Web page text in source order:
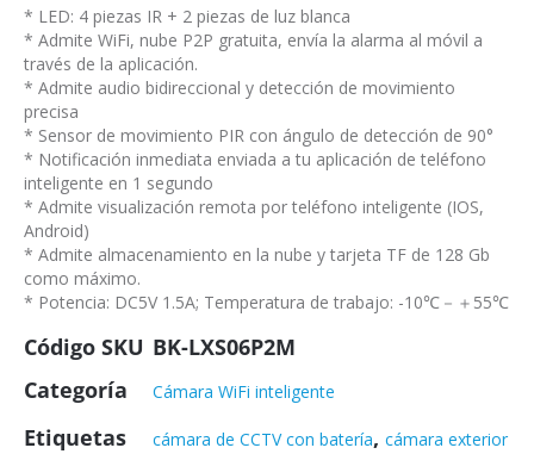
* LED: 4 piezas IR + 2 piezas de luz blanca
* Admite WiFi, nube P2P gratuita, envía la alarma al móvil a
través de la aplicación.
* Admite audio bidireccional y detección de movimiento
precisa
* Sensor de movimiento PIR con ángulo de detección de 90°
* Notificación inmediata enviada a tu aplicación de teléfono
inteligente en 1 segundo
* Admite visualización remota por teléfono inteligente (IOS,
Android)
* Admite almacenamiento en la nube y tarjeta TF de 128 Gb
como máximo.
* Potencia: DC5V 1.5A; Temperatura de trabajo: -10℃－＋55℃
Código SKU BK-LXS06P2M
Categoría
Cámara WiFi inteligente
Etiquetas cámara de CCTV con batería, cámara exterior